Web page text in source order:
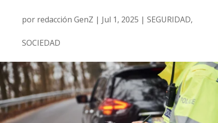
por redacción GenZ | Jul 1, 2025 | SEGURIDAD,
SOCIEDAD